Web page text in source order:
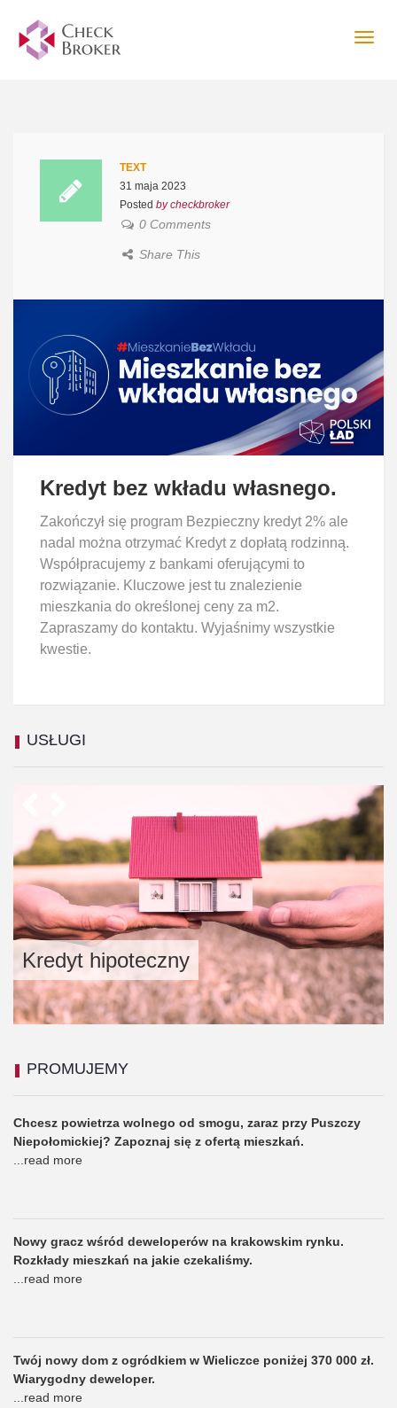
TEXT
31 maja 2023
Posted by checkbroker
0 Comments
Share This
Kredyt bez wkładu własnego.
Zakończył się program Bezpieczny kredyt 2% ale
nadal można otrzymać Kredyt z dopłatą rodzinną.
Współpracujemy z bankami oferującymi to
rozwiązanie. Kluczowe jest tu znalezienie
mieszkania do określonej ceny za m2.
Zapraszamy do kontaktu. Wyjaśnimy wszystkie
kwestie.
USŁUGI
Kredyt hipoteczny
Previous
Next
PROMUJEMY
Chcesz powietrza wolnego od smogu, zaraz przy Puszczy
Niepołomickiej? Zapoznaj się z ofertą mieszkań.
...read more
Nowy gracz wśród deweloperów na krakowskim rynku.
Rozkłady mieszkań na jakie czekaliśmy.
...read more
Twój nowy dom z ogródkiem w Wieliczce poniżej 370 000 zł.
Wiarygodny deweloper.
...read more